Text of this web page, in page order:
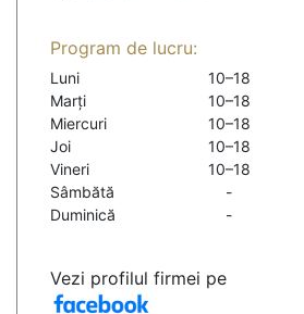
Program de lucru:
Luni
10–18
Marți
10–18
Miercuri
10–18
Joi
10–18
Vineri
10–18
Sâmbătă
-
Duminică
-
Vezi profilul firmei pe